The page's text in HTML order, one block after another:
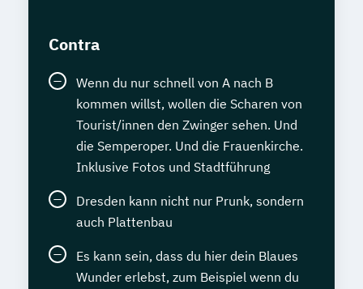
Contra
Wenn du nur schnell von A nach B
kommen willst, wollen die Scharen von
Tourist/innen den Zwinger sehen. Und
die Semperoper. Und die Frauenkirche.
Inklusive Fotos und Stadtführung
Dresden kann nicht nur Prunk, sondern
auch Plattenbau
Es kann sein, dass du hier dein Blaues
Wunder erlebst, zum Beispiel wenn du